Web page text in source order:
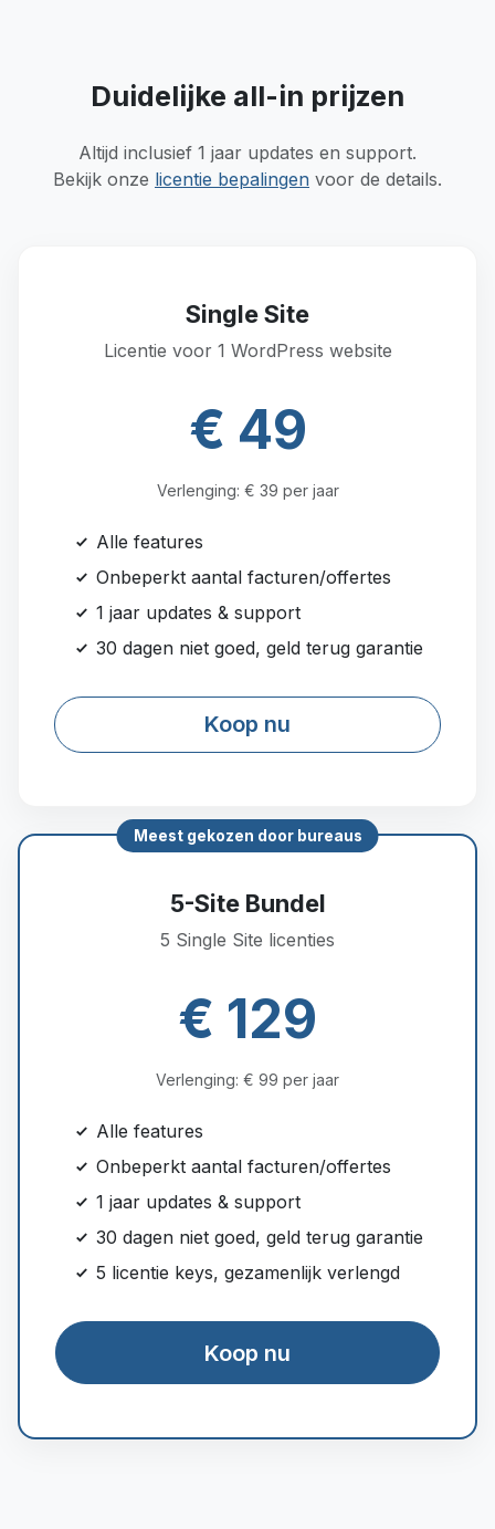
Duidelijke all-in prijzen
Altijd inclusief 1 jaar updates en support.
Bekijk onze licentie bepalingen voor de details.
Single Site
Licentie voor 1 WordPress website
€ 49
Verlenging: € 39 per jaar
Alle features
Onbeperkt aantal facturen/offertes
1 jaar updates & support
30 dagen niet goed, geld terug garantie
Koop nu
Meest gekozen door bureaus
5-Site Bundel
5 Single Site licenties
€ 129
Verlenging: € 99 per jaar
Alle features
Onbeperkt aantal facturen/offertes
1 jaar updates & support
30 dagen niet goed, geld terug garantie
5 licentie keys, gezamenlijk verlengd
Koop nu